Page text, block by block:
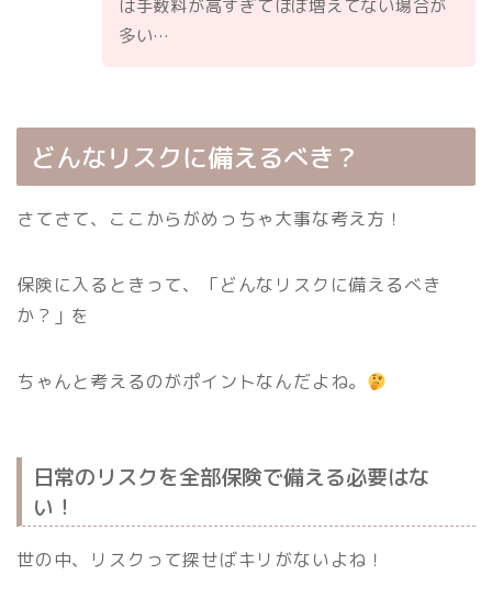
は手数料が高すぎてほぼ増えてない場合が
多い…
どんなリスクに備えるべき？
さてさて、ここからがめっちゃ大事な考え方！
保険に入るときって、「どんなリスクに備えるべき
か？」を
ちゃんと考えるのがポイントなんだよね。
日常のリスクを全部保険で備える必要はな
い！
世の中、リスクって探せばキリがないよね！